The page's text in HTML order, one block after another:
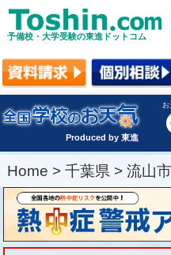
予備校・大学受験の東進ドットコム
Produced by 東進
お
Home > 千葉県 > 流山市